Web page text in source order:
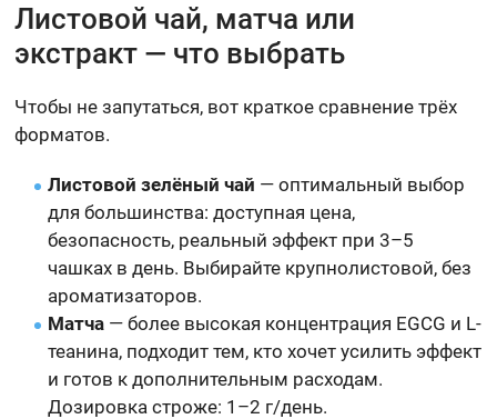
Листовой чай, матча или
экстракт — что выбрать
Чтобы не запутаться, вот краткое сравнение трёх
форматов.
Листовой зелёный чай — оптимальный выбор
для большинства: доступная цена,
безопасность, реальный эффект при 3–5
чашках в день. Выбирайте крупнолистовой, без
ароматизаторов.
Матча — более высокая концентрация EGCG и L-
теанина, подходит тем, кто хочет усилить эффект
и готов к дополнительным расходам.
Дозировка строже: 1–2 г/день.